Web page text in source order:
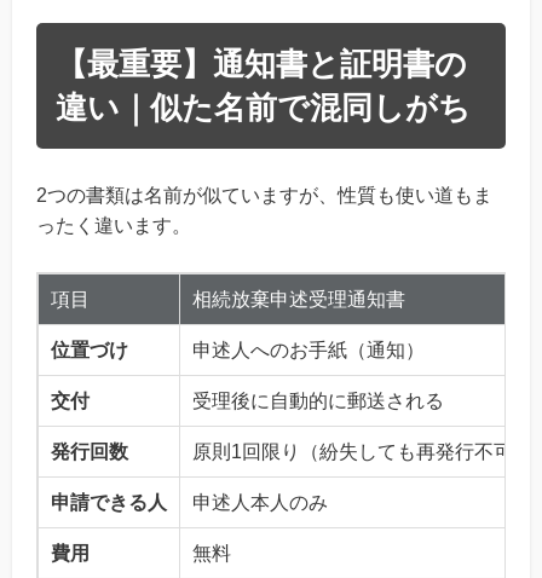
【最重要】通知書と証明書の
違い｜似た名前で混同しがち
2つの書類は名前が似ていますが、性質も使い道もま
ったく違います。
項目 相続放棄申述受理通知書
位置づけ 申述人へのお手紙（通知）
交付 受理後に自動的に郵送される
発行回数 原則1回限り（紛失しても再発行不可）
申請できる人 申述人本人のみ
費用 無料